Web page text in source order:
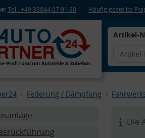
Tel.: +49 33844 67 91 80 Häufig gestellte
Artikel-
Federung / Dämpfung
Die